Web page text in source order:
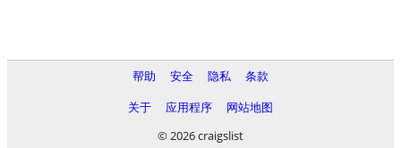
帮助 安全 隐私
条款
关于
应用程序
网站地图
© 2026 craigslist